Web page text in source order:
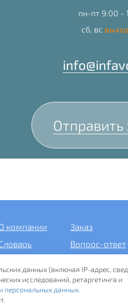
пн-пт 9:00 -
сб, вс
Отправить
компании
Заказ
Вопрос-ответ
данных (включая IP-адрес,
исследований, ретаргетинга и
персональных данных.